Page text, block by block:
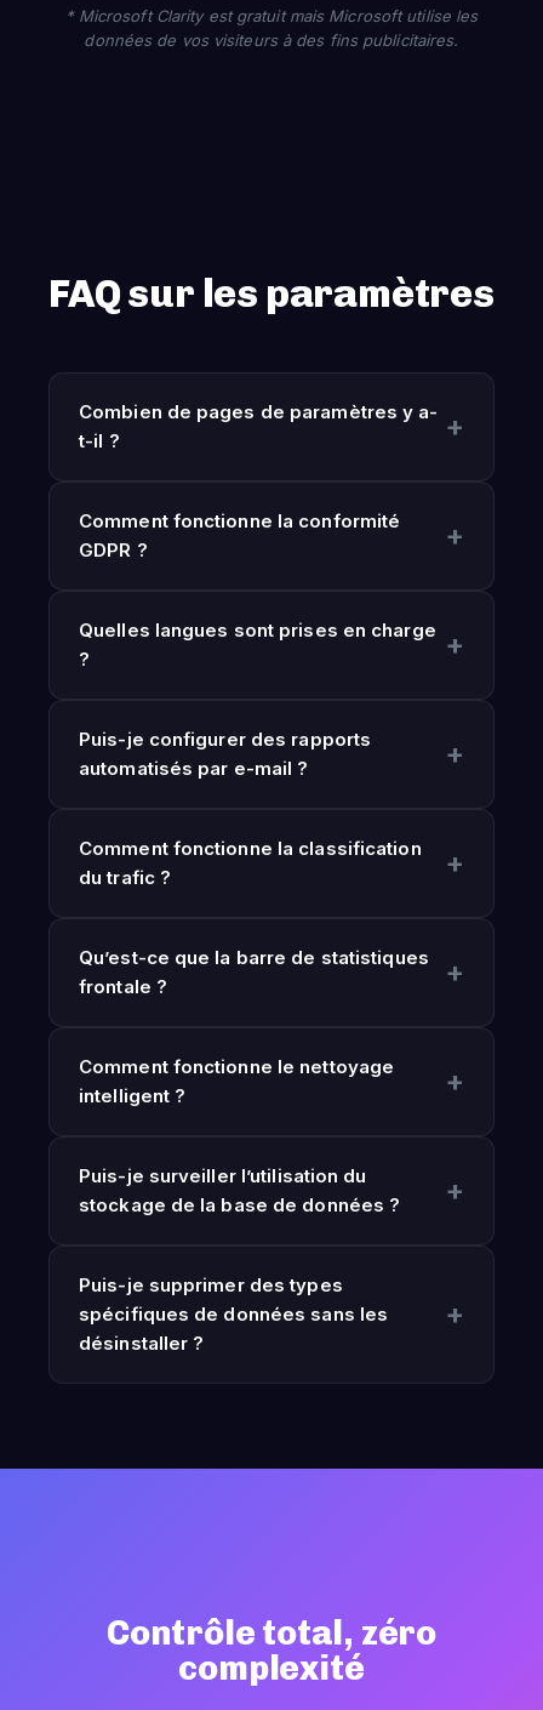
* Microsoft Clarity est gratuit mais Microsoft utilise les
données de vos visiteurs à des fins publicitaires.
FAQ sur les paramètres
Combien de pages de paramètres y a-
t-il ?
Comment fonctionne la conformité
GDPR ?
Quelles langues sont prises en charge
?
Puis-je configurer des rapports
automatisés par e-mail ?
Comment fonctionne la classification
du trafic ?
Qu’est-ce que la barre de statistiques
frontale ?
Comment fonctionne le nettoyage
intelligent ?
Puis-je surveiller l’utilisation du
stockage de la base de données ?
Puis-je supprimer des types
spécifiques de données sans les
désinstaller ?
Contrôle total, zéro
complexité